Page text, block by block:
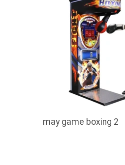
may game boxing 2